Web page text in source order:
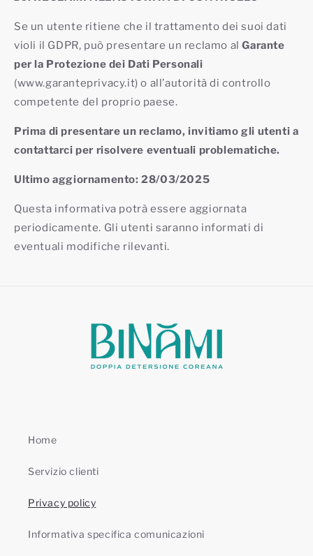
Se un utente ritiene che il trattamento dei suoi dati
violi il GDPR, può presentare un reclamo alGarante
per la Protezione dei Dati Personali
(www.garanteprivacy.it) o all’autorità di controllo
competente del proprio paese.
Prima di presentare un reclamo, invitiamo gli utenti a
contattarci per risolvere eventuali problematiche.
Ultimo aggiornamento: 28/03/2025
Questa informativa potrà essere aggiornata
periodicamente. Gli utenti saranno informati di
eventuali modifiche rilevanti.
Home
Servizio clienti
Privacy policy
Informativa specifica comunicazioni